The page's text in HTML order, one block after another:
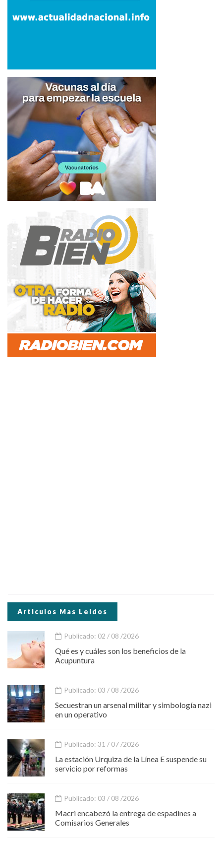
Articulos Mas Leidos
Publicado: 02 / 08 /2026
Qué es y cuáles son los beneficios de la
Acupuntura
Publicado: 03 / 08 /2026
Secuestran un arsenal militar y simbología nazi
en un operativo
Publicado: 31 / 07 /2026
La estación Urquiza de la Línea E suspende su
servicio por reformas
Publicado: 03 / 08 /2026
Macri encabezó la entrega de espadines a
Comisarios Generales